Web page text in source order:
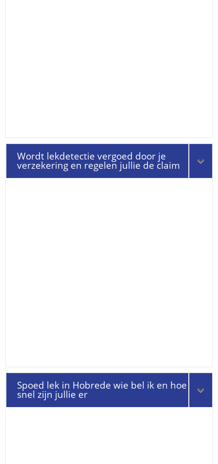
Wordt lekdetectie vergoed door je
verzekering en regelen jullie de claim
Spoed lek in Hobrede wie bel ik en hoe
snel zijn jullie er